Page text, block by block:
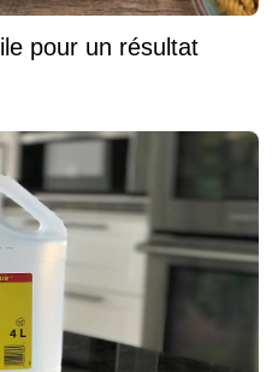
pour un résultat